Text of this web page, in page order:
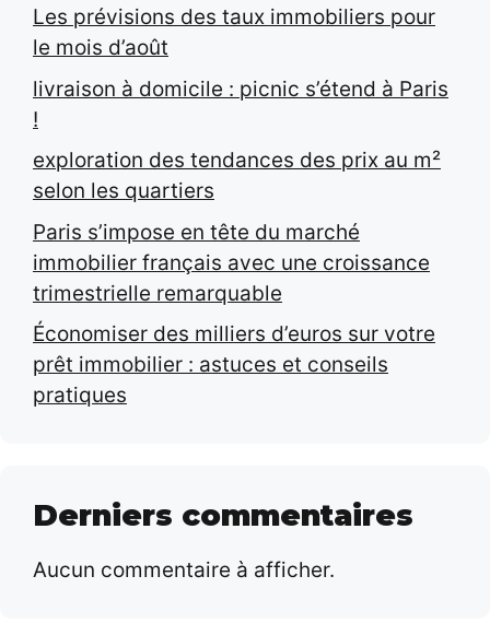
Les prévisions des taux immobiliers pour
le mois d’août
livraison à domicile : picnic s’étend à Paris
!
exploration des tendances des prix au m²
selon les quartiers
Paris s’impose en tête du marché
immobilier français avec une croissance
trimestrielle remarquable
Économiser des milliers d’euros sur votre
prêt immobilier : astuces et conseils
pratiques
Derniers commentaires
Aucun commentaire à afficher.